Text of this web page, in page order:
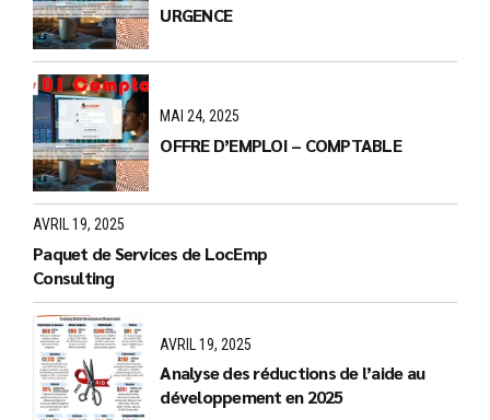
URGENCE
MAI 24, 2025
OFFRE D’EMPLOI – COMPTABLE
AVRIL 19, 2025
Paquet de Services de LocEmp
Consulting
AVRIL 19, 2025
Analyse des réductions de l’aide au
développement en 2025